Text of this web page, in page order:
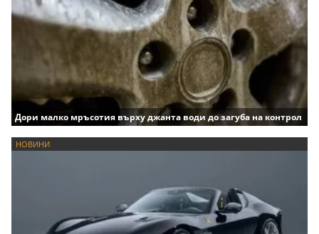
Дори малко мръсотия върху джанта води до загуба на контрол
НОВИНИ